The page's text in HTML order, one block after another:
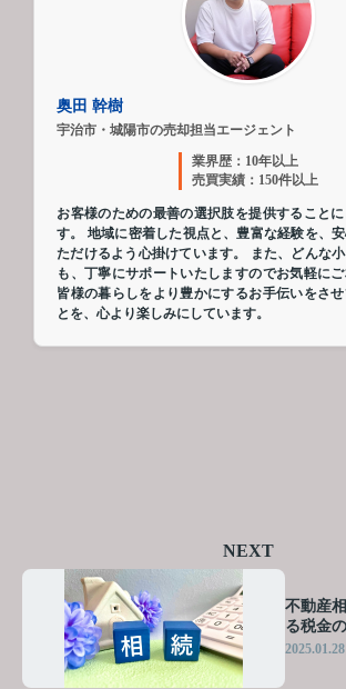
奥田 幹樹
宇治市・城陽市の売却担当エージェント
業界歴：10年以上
売買実績：150件以上
お客様のための最善の選択肢を提供すること
す。 地域に密着した視点と、豊富な経験を、
ただけるよう心掛けています。 また、どんな
も、丁寧にサポートいたしますのでお気軽にご
皆様の暮らしをより豊かにするお手伝いをさ
とを、心より楽しみにしています。
NEXT
不動産
る税金
と控除
2025.01.28